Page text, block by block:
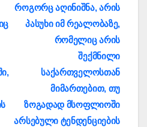
როგორც აღინიშნა, არის
პასუხი იმ რეალობაზე,
რომელიც არის
შექმნილი
საქართველოსთან
მიმართებით, თუ
ზოგადად მსოფლიოში
არსებული ტენდენციების